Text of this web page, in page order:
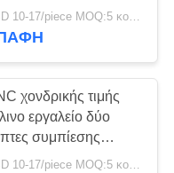
10
πάνω-κάτω το
ουράνιων
USD 10-17/piece MOQ:5 κομμάτια
χονδρικής τιμής
εργαλείο δύο
συμπίεσης
με το νανο
USD 10-17/piece MOQ:5 κομμάτια